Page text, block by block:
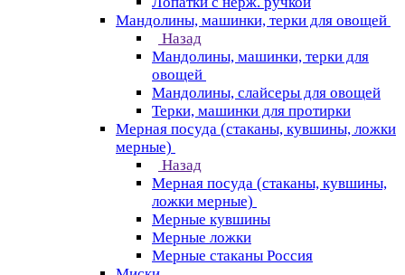
Мандолины, машинки, терки для овощей
Назад
Мандолины, машинки, терки для
овощей
Мандолины, слайсеры для овощей
Терки, машинки для протирки
Мерная посуда (стаканы, кувшины, ложки
мерные)
Назад
Мерная посуда (стаканы, кувшины,
ложки мерные)
Мерные кувшины
Мерные ложки
Мерные стаканы Россия